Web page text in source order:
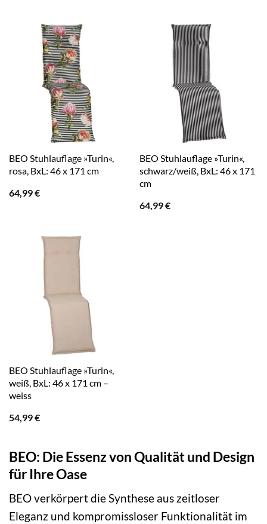
BEO Stuhlauflage »Turin«,
rosa, BxL: 46 x 171 cm
64,99€
BEO Stuhlauflage »Turin«,
schwarz/weiß, BxL: 46 x 171
cm
64,99€
BEO Stuhlauflage »Turin«,
weiß, BxL: 46 x 171 cm –
weiss
54,99€
BEO: Die Essenz von Qualität und Design
für Ihre Oase
BEO verkörpert die Synthese aus zeitloser
Eleganz und kompromissloser Funktionalität im